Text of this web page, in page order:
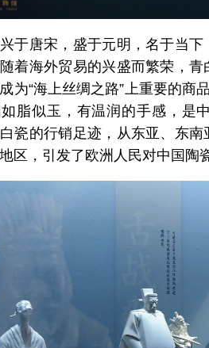
于唐宋，盛于元明，名于当
着海外贸易的兴盛而繁荣，
为“海上丝绸之路”上重要的商
脂似玉，有温润的手感，是
瓷的行销足迹，从东亚、东
区，引发了欧洲人民对中国陶